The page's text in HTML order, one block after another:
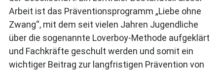
Arbeit ist das Präventionsprogramm „Liebe ohne
Zwang“, mit dem seit vielen Jahren Jugendliche
über die sogenannte Loverboy-Methode aufgeklärt
und Fachkräfte geschult werden und somit ein
wichtiger Beitrag zur langfristigen Prävention von